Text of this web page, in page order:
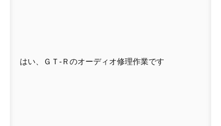
はい、ＧＴ-Ｒのオーディオ修理作業です